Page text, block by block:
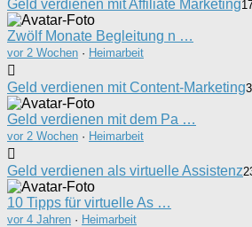
Geld verdienen mit Affiliate Marketing
Zwölf Monate Begleitung n …
vor 2 Wochen · Heimarbeit
Geld verdienen mit Content-Marketing
Geld verdienen mit dem Pa …
vor 2 Wochen · Heimarbeit
Geld verdienen als virtuelle Assistenz
10 Tipps für virtuelle As …
vor 4 Jahren · Heimarbeit